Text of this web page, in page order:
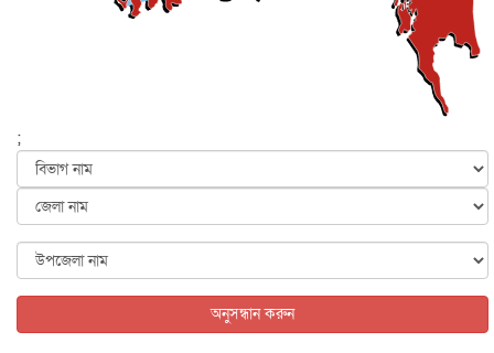
আজ থেকে সবার জন্য উন্মুক্ত জুলাই স্মৃতি জাদুঘর
৬ আগস্ট, ২০২৬
৬ আগস্ট, ২০২৬
জুলাইয়ের কৃতিত্ব নেওয়ার জন্য সবাই প্রতিযোগিতায় নেমেছে :
৬ আগস্ট, ২০২৬
৬ আগস্ট, ২০২৬
;
অনুসন্ধান করুন